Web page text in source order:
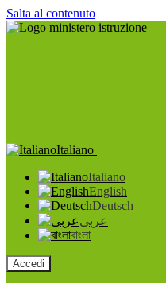
Salta al contenuto
Italiano
Italiano
English
Deutsch
عربى
বাংলা
Accedi